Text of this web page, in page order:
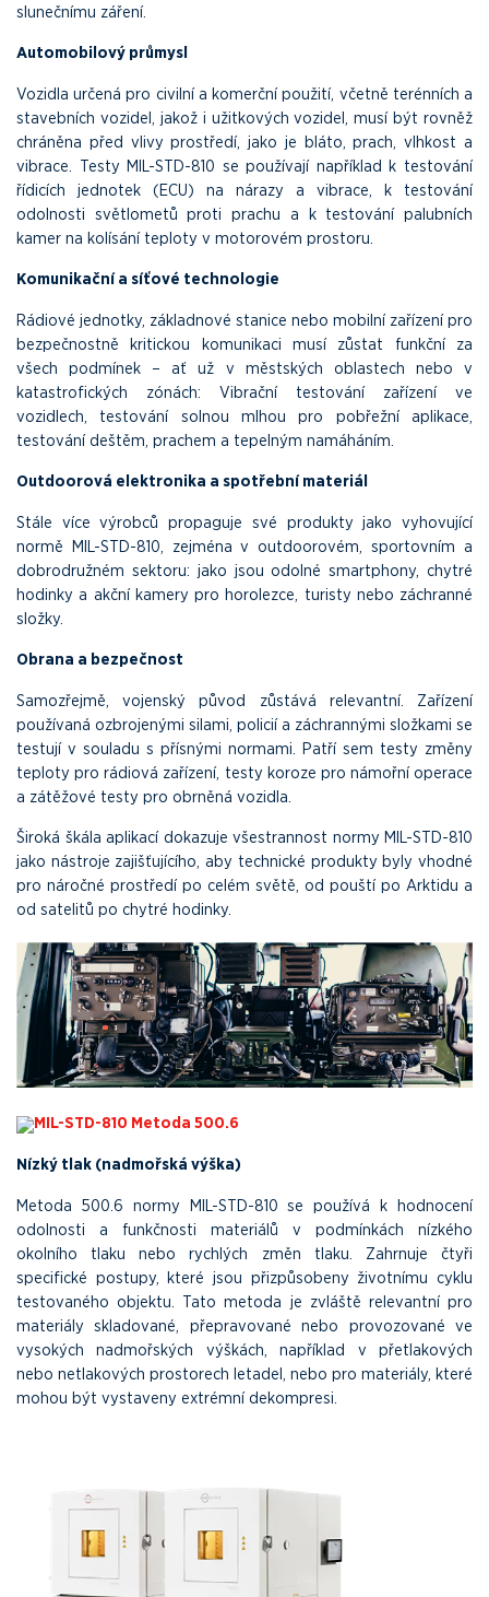
slunečnímu záření.
Automobilový průmysl
Vozidla určená pro civilní a komerční použití, včetně terénních a
stavebních vozidel, jakož i užitkových vozidel, musí být rovněž
chráněna před vlivy prostředí, jako je bláto, prach, vlhkost a
vibrace. Testy MIL-STD-810 se používají například k testování
řídicích jednotek (ECU) na nárazy a vibrace, k testování
odolnosti světlometů proti prachu a k testování palubních
kamer na kolísání teploty v motorovém prostoru.
Komunikační a síťové technologie
Rádiové jednotky, základnové stanice nebo mobilní zařízení pro
bezpečnostně kritickou komunikaci musí zůstat funkční za
všech podmínek – ať už v městských oblastech nebo v
katastrofických zónách: Vibrační testování zařízení ve
vozidlech, testování solnou mlhou pro pobřežní aplikace,
testování deštěm, prachem a tepelným namáháním.
Outdoorová elektronika a spotřební materiál
Stále více výrobců propaguje své produkty jako vyhovující
normě MIL-STD-810, zejména v outdoorovém, sportovním a
dobrodružném sektoru: jako jsou odolné smartphony, chytré
hodinky a akční kamery pro horolezce, turisty nebo záchranné
složky.
Obrana a bezpečnost
Samozřejmě, vojenský původ zůstává relevantní. Zařízení
používaná ozbrojenými silami, policií a záchrannými složkami se
testují v souladu s přísnými normami. Patří sem testy změny
teploty pro rádiová zařízení, testy koroze pro námořní operace
a zátěžové testy pro obrněná vozidla.
Široká škála aplikací dokazuje všestrannost normy MIL-STD-810
jako nástroje zajišťujícího, aby technické produkty byly vhodné
pro náročné prostředí po celém světě, od pouští po Arktidu a
od satelitů po chytré hodinky.
MIL-STD-810 Metoda 500.6
Nízký tlak (nadmořská výška)
Metoda 500.6 normy MIL-STD-810 se používá k hodnocení
odolnosti a funkčnosti materiálů v podmínkách nízkého
okolního tlaku nebo rychlých změn tlaku. Zahrnuje čtyři
specifické postupy, které jsou přizpůsobeny životnímu cyklu
testovaného objektu. Tato metoda je zvláště relevantní pro
materiály skladované, přepravované nebo provozované ve
vysokých nadmořských výškách, například v přetlakových
nebo netlakových prostorech letadel, nebo pro materiály, které
mohou být vystaveny extrémní dekompresi.